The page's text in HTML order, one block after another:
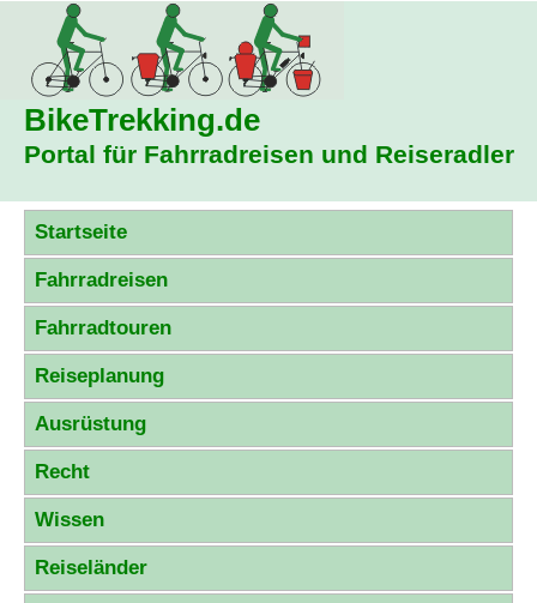
BikeTrekking.de
Portal für Fahrradreisen und Reiseradler
Startseite
Fahrradreisen
Fahrradtouren
Reiseplanung
Ausrüstung
Recht
Wissen
Reiseländer